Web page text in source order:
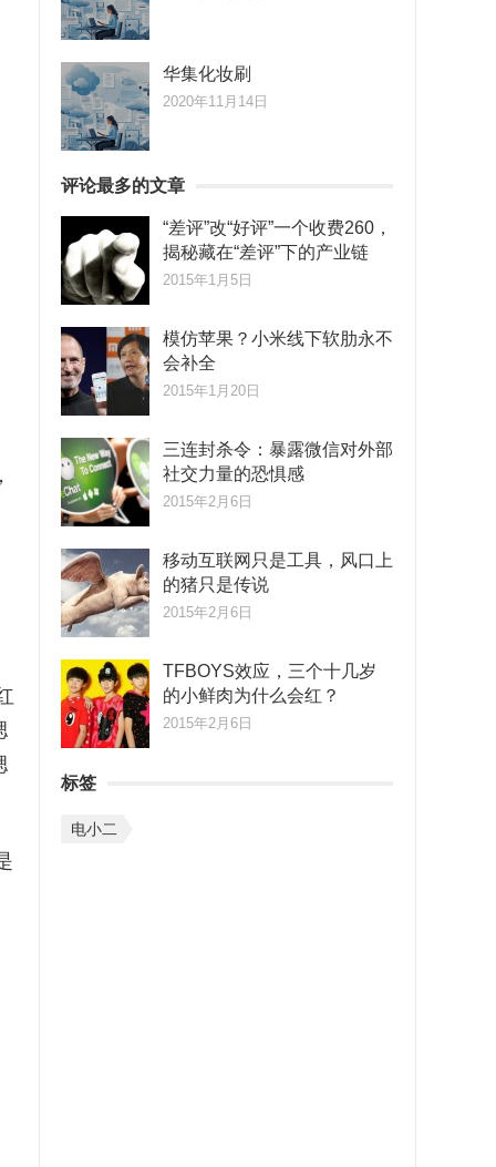
华集化妆刷
2020年11月14日
评论最多的文章
“差评”改“好评”一个收费260，
揭秘藏在“差评”下的产业链
2015年1月5日
模仿苹果？小米线下软肋永不
会补全
2015年1月20日
三连封杀令：暴露微信对外部
社交力量的恐惧感
2015年2月6日
移动互联网只是工具，风口上
的猪只是传说
2015年2月6日
TFBOYS效应，三个十几岁
的小鲜肉为什么会红？
2015年2月6日
标签
电小二